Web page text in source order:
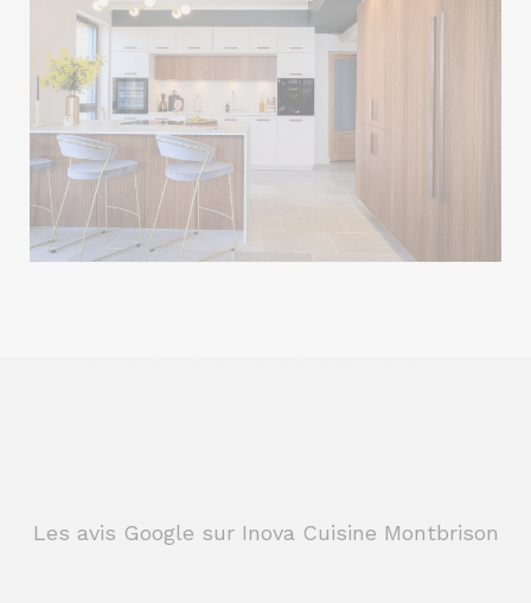
Les avis Google sur Inova Cuisine Montbrison